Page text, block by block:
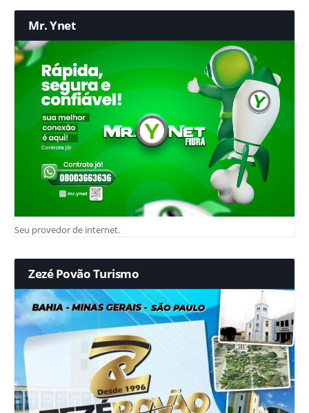
Mr. Ynet
Seu provedor de internet.
Zezé Povão Turismo